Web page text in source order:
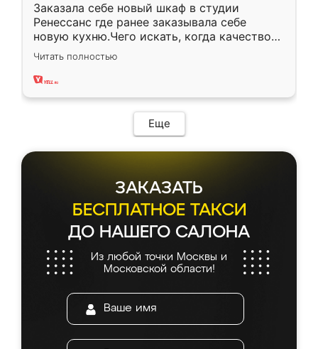
Заказала себе новый шкаф в студии
Ренессанс где ранее заказывала себе
новую кухню.Чего искать, когда качеством
вполне довольна. Служит кухня уже почти
два года, нареканий нет.
Читать полностью
Еще
ЗАКАЗАТЬ
БЕСПЛАТНОЕ ТАКСИ
ДО НАШЕГО САЛОНА
Из любой точки Москвы и
Московской области!